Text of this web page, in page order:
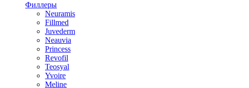
Филлеры
Neuramis
Fillmed
Juvederm
Neauvia
Princess
Revofil
Teosyal
Yvoire
Meline